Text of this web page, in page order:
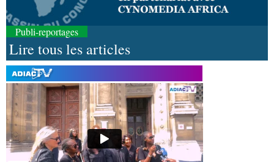
Publi-reportages
Lire tous les articles
08-08-2026 01:25
EnvironnementForêts : des techniciens formés à
l'utilisation d'un logiciel d'évaluation des
émissions
08-08-2026 01:18
Afrique-Monde Congo-Mali : les deux pays
envisagent le renforcement de leur coopération
agricole